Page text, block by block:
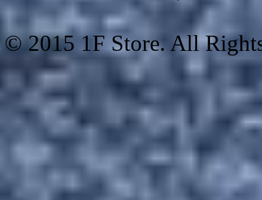
© 2015 1F Store. All